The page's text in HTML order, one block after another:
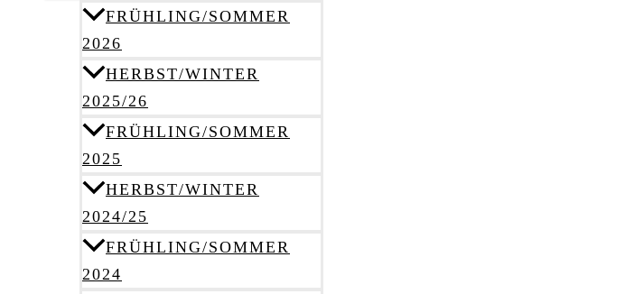
FRÜHLING/SOMMER
2026
HERBST/WINTER
2025/26
FRÜHLING/SOMMER
2025
HERBST/WINTER
2024/25
FRÜHLING/SOMMER
2024